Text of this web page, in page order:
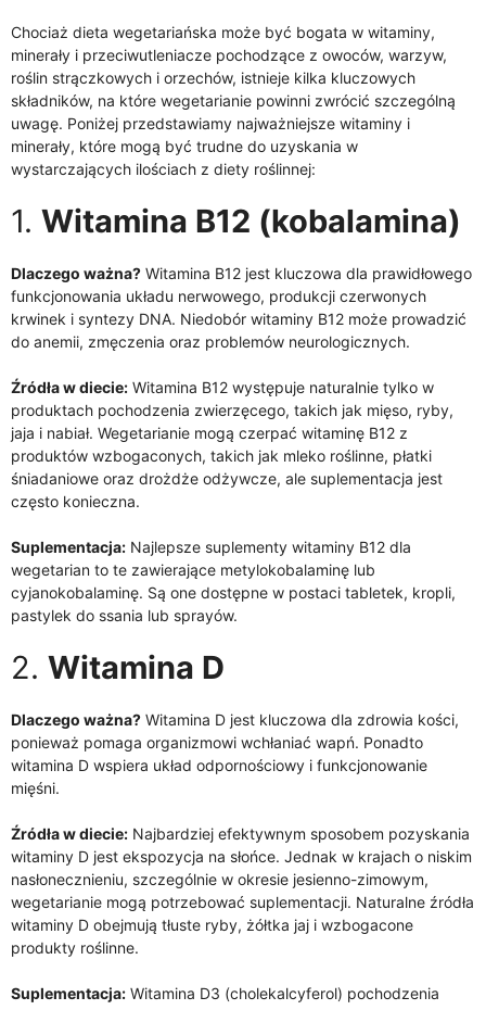
Chociaż dieta wegetariańska może być bogata w witaminy,
minerały i przeciwutleniacze pochodzące z owoców, warzyw,
roślin strączkowych i orzechów, istnieje kilka kluczowych
składników, na które wegetarianie powinni zwrócić szczególną
uwagę. Poniżej przedstawiamy najważniejsze witaminy i
minerały, które mogą być trudne do uzyskania w
wystarczających ilościach z diety roślinnej:
1. Witamina B12 (kobalamina)
Dlaczego ważna? Witamina B12 jest kluczowa dla prawidłowego
funkcjonowania układu nerwowego, produkcji czerwonych
krwinek i syntezy DNA. Niedobór witaminy B12 może prowadzić
do anemii, zmęczenia oraz problemów neurologicznych.
Źródła w diecie: Witamina B12 występuje naturalnie tylko w
produktach pochodzenia zwierzęcego, takich jak mięso, ryby,
jaja i nabiał. Wegetarianie mogą czerpać witaminę B12 z
produktów wzbogaconych, takich jak mleko roślinne, płatki
śniadaniowe oraz drożdże odżywcze, ale suplementacja jest
często konieczna.
Suplementacja: Najlepsze suplementy witaminy B12 dla
wegetarian to te zawierające metylokobalaminę lub
cyjanokobalaminę. Są one dostępne w postaci tabletek, kropli,
pastylek do ssania lub sprayów.
2. Witamina D
Dlaczego ważna? Witamina D jest kluczowa dla zdrowia kości,
ponieważ pomaga organizmowi wchłaniać wapń. Ponadto
witamina D wspiera układ odpornościowy i funkcjonowanie
mięśni.
Źródła w diecie: Najbardziej efektywnym sposobem pozyskania
witaminy D jest ekspozycja na słońce. Jednak w krajach o niskim
nasłonecznieniu, szczególnie w okresie jesienno-zimowym,
wegetarianie mogą potrzebować suplementacji. Naturalne źródła
witaminy D obejmują tłuste ryby, żółtka jaj i wzbogacone
produkty roślinne.
Suplementacja: Witamina D3 (cholekalcyferol) pochodzenia